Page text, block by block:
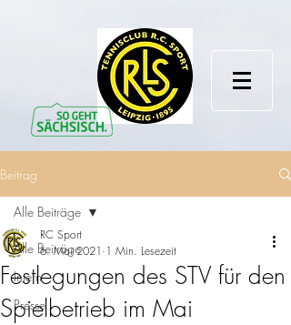
Beitrag
Alle Beiträge
Intern
Presse
Alle Beiträge
Festlegungen des STV für den
Spielbetrieb im Mai
RC Sport
6. Mai 2021 1 Min. Lesezeit